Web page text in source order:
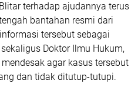
terhadap ajudannya terus
bantahan resmi dari
tersebut sebagai
Doktor Ilmu Hukum,
mendesak agar kasus tersebut
dan tidak ditutup-tutupi.